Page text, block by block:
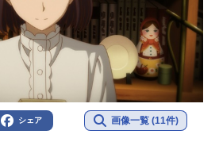
シェア 画像一覧 (11件)